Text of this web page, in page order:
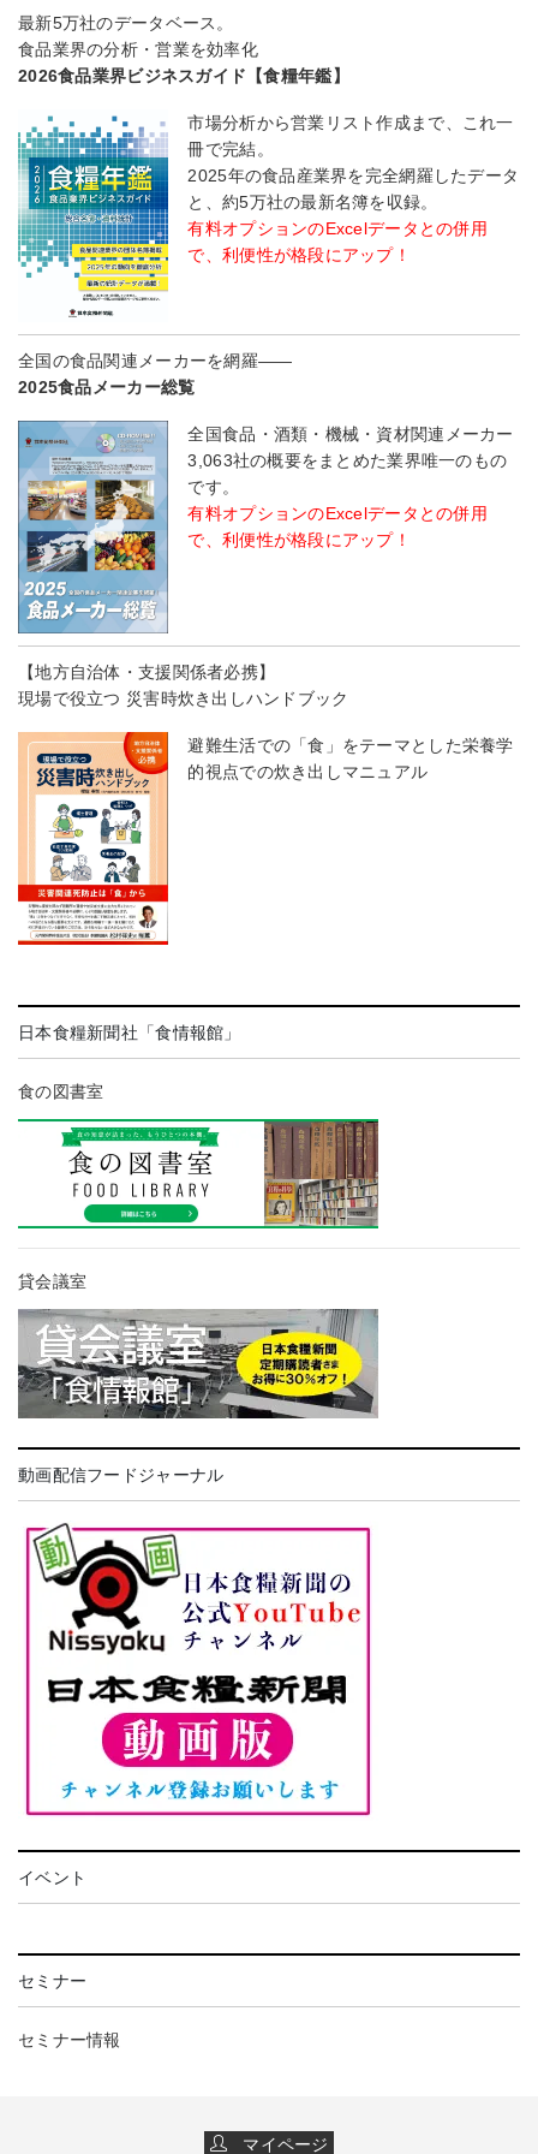
最新5万社のデータベース。
食品業界の分析・営業を効率化
2026食品業界ビジネスガイド【食糧年鑑】
市場分析から営業リスト作成まで、これ一
冊で完結。
2025年の食品産業界を完全網羅したデータ
と、約5万社の最新名簿を収録。
有料オプションのExcelデータとの併用
で、利便性が格段にアップ！
全国の食品関連メーカーを網羅――
2025食品メーカー総覧
全国食品・酒類・機械・資材関連メーカー
3,063社の概要をまとめた業界唯一のもの
です。
有料オプションのExcelデータとの併用
で、利便性が格段にアップ！
【地方自治体・支援関係者必携】
現場で役立つ 災害時炊き出しハンドブック
避難生活での「食」をテーマとした栄養学
的視点での炊き出しマニュアル
日本食糧新聞社「食情報館」
食の図書室
貸会議室
動画配信フードジャーナル
イベント
セミナー
セミナー情報
マイページ